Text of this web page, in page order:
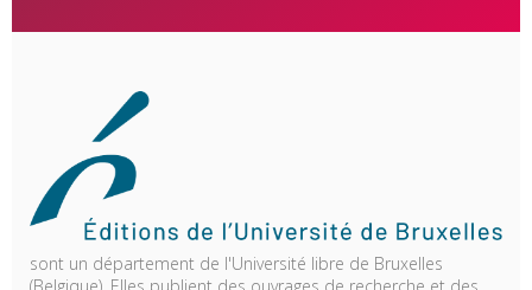
sont un département de l'Université libre de Bruxelles